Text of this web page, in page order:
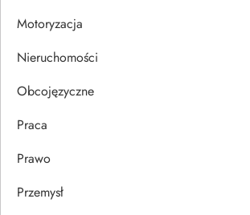
u
Motoryzacja
Nieruchomości
Obcojęzyczne
Praca
Prawo
Przemysł